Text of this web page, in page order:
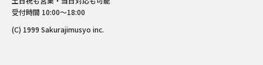
受付時間 10:00～18:00
(C) 1999 Sakurajimusyo inc.